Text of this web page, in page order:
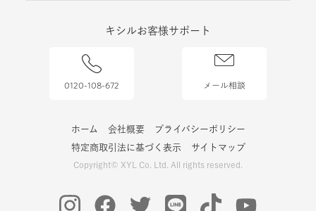
キシルお客様サポート
0120-108-672 メール相談
ホーム 会社概要
プライバシーポリシー
特定商取引法に基づく表示
サイトマップ
Copyright© XYL Co. Ltd. All rights reserved.